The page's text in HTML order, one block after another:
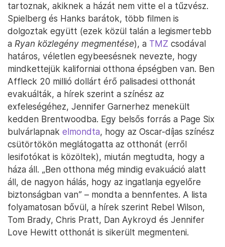
tartoznak, akiknek a házát nem vitte el a tűzvész.
Spielberg és Hanks barátok, több filmen is
dolgoztak együtt (ezek közül talán a legismertebb
a Ryan közlegény megmentése), a TMZ csodával
határos, véletlen egybeesésnek nevezte, hogy
mindkettejük kaliforniai otthona épségben van. Ben
Affleck 20 millió dollárt érő palisadesi otthonát
evakuálták, a hírek szerint a színész az
exfeleségéhez, Jennifer Garnerhez menekült
kedden Brentwoodba. Egy belsős forrás a Page Six
bulvárlapnak elmondta, hogy az Oscar-díjas színész
csütörtökön meglátogatta az otthonát (erről
lesifotókat is közöltek), miután megtudta, hogy a
háza áll. „Ben otthona még mindig evakuáció alatt
áll, de nagyon hálás, hogy az ingatlanja egyelőre
biztonságban van” – mondta a bennfentes. A lista
folyamatosan bővül, a hírek szerint Rebel Wilson,
Tom Brady, Chris Pratt, Dan Aykroyd és Jennifer
Love Hewitt otthonát is sikerült megmenteni.